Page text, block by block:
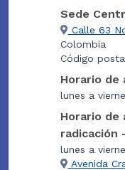
Sede
Calle 63
Colombia
Código
Horario de
lunes a
Horario de
radicación
lunes a
Avenida